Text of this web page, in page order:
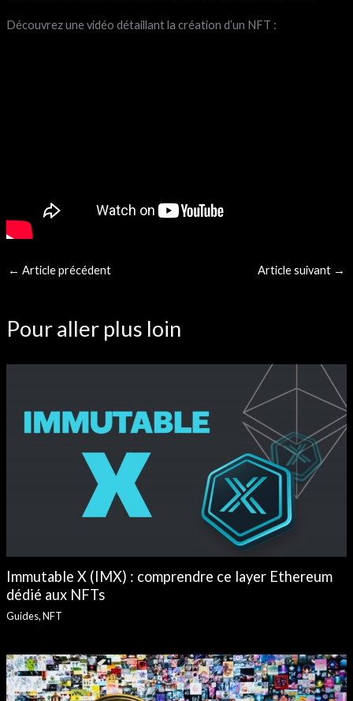
Découvrez une vidéo détaillant la création d’un NFT :
← Article précédent Article suivant →
Pour aller plus loin
Immutable X (IMX) : comprendre ce layer Ethereum
dédié aux NFTs
Guides,NFT